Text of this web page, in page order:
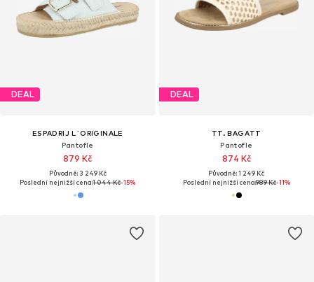
DEAL
ESPADRIJ L´ORIGINALE
Pantofle
879 Kč
Původně: 3 249 Kč
Poslední nejnižší cena:1 044 Kč-15%
DEAL
TT. BAGATT
Pantofle
874 Kč
Původně: 1 249 Kč
Poslední nejnižší cena:989 Kč-11%